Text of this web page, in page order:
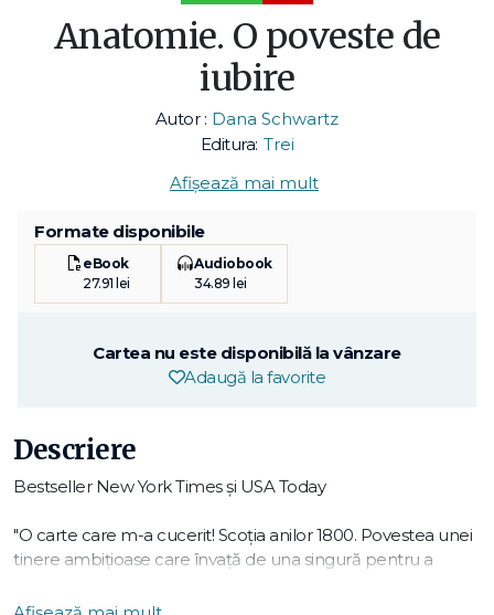
Anatomie. O poveste de
iubire
Autor : Dana Schwartz
Editura: Trei
Afișează mai mult
Formate disponibile
eBook
27.91 lei
Audiobook
34.89 lei
Cartea nu este disponibilă la vânzare
Adaugă la favorite
Descriere
Bestseller New York Times și USA Today
"O carte care m-a cucerit! Scoția anilor 1800. Povestea unei
tinere ambițioase care învață de una singură pentru a
Hazel se luptă împotriva prejudecăților și a constrângerilor